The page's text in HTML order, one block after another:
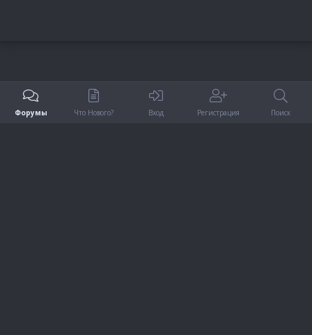
Форумы Что Нового? Вход Регистрация Поиск